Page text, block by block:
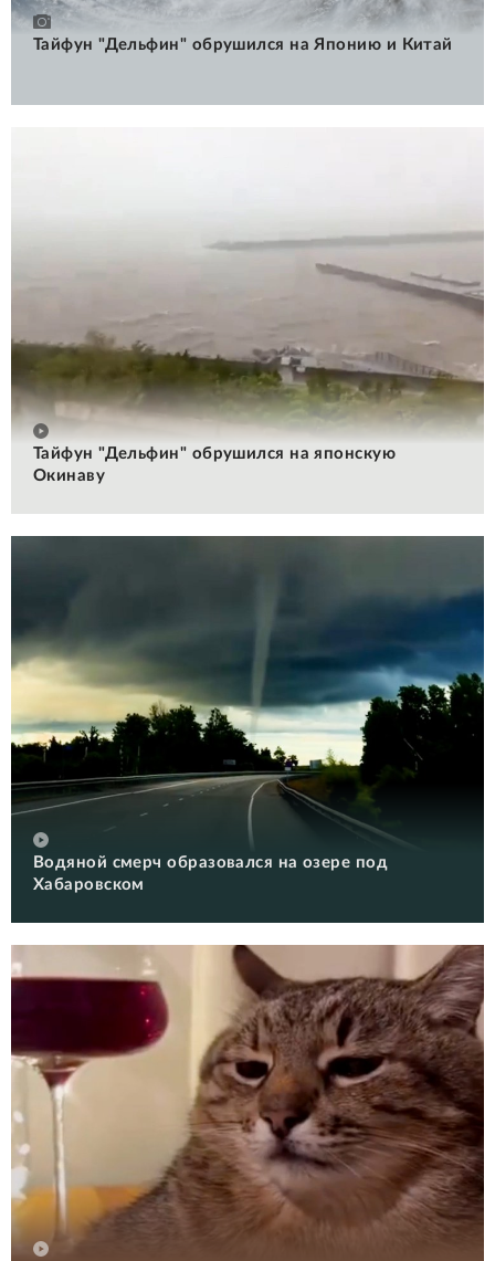
Тайфун "Дельфин" обрушился на Японию и Китай
Тайфун "Дельфин" обрушился на японскую
Окинаву
Водяной смерч образовался на озере под
Хабаровском